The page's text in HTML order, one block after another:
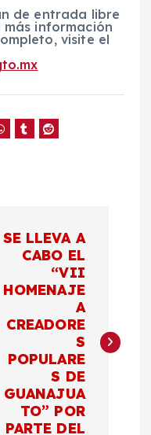
de entrada libre
información
visite el
SE LLEVA A
CABO EL
“VII
HOMENAJE
A
CREADORE
S
POPULARE
S DE
GUANAJUA
TO” POR
PARTE DEL